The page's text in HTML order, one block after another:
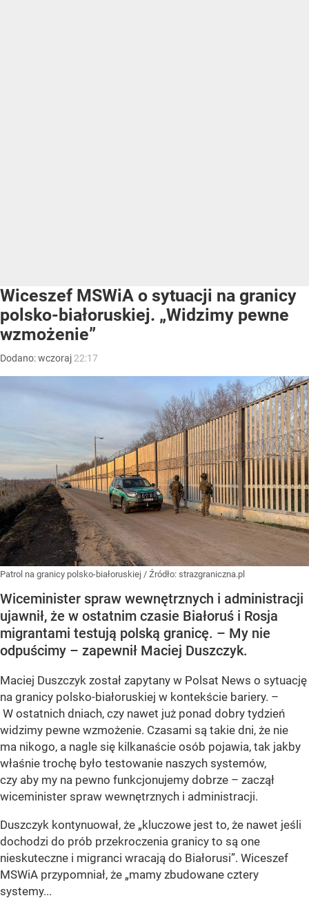
Wiceszef MSWiA o sytuacji na granicy
polsko-białoruskiej. „Widzimy pewne
wzmożenie”
Dodano:wczoraj 22:17
Patrol na granicy polsko-białoruskiej / Źródło: strazgraniczna.pl
Wiceminister spraw wewnętrznych i administracji
ujawnił, że w ostatnim czasie Białoruś i Rosja
migrantami testują polską granicę. – My nie
odpuścimy – zapewnił Maciej Duszczyk.
Maciej Duszczyk został zapytany w Polsat News o sytuację
na granicy polsko-białoruskiej w kontekście bariery. –
W ostatnich dniach, czy nawet już ponad dobry tydzień
widzimy pewne wzmożenie. Czasami są takie dni, że nie
ma nikogo, a nagle się kilkanaście osób pojawia, tak jakby
właśnie trochę było testowanie naszych systemów,
czy aby my na pewno funkcjonujemy dobrze – zaczął
wiceminister spraw wewnętrznych i administracji.
Duszczyk kontynuował, że „kluczowe jest to, że nawet jeśli
dochodzi do prób przekroczenia granicy to są one
nieskuteczne i migranci wracają do Białorusi”. Wiceszef
MSWiA przypomniał, że „mamy zbudowane cztery
systemy...